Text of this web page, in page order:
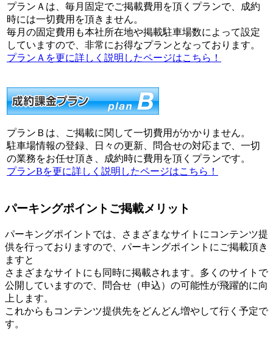
プランＡは、毎月固定でご掲載費用を頂くプランで、成約
時には一切費用を頂きません。
毎月の固定費用も本社所在地や掲載駐車場数によって設定
していますので、非常にお得なプランとなっております。
プランＡを更に詳しく説明したページはこちら！
プランＢは、ご掲載に関して一切費用がかかりません。
駐車場情報の登録、日々の更新、問合せの対応まで、一切
の業務をお任せ頂き、成約時に費用を頂くプランです。
プランBを更に詳しく説明したページはこちら！
パーキングポイントご掲載メリット
パーキングポイントでは、さまざまなサイトにコンテンツ提
供を行っておりますので、パーキングポイントにご掲載頂き
ますと
さまざまなサイトにも同時に掲載されます。多くのサイトで
公開していますので、問合せ（申込）の可能性が飛躍的に向
上します。
これからもコンテンツ提供先をどんどん増やして行く予定で
す。